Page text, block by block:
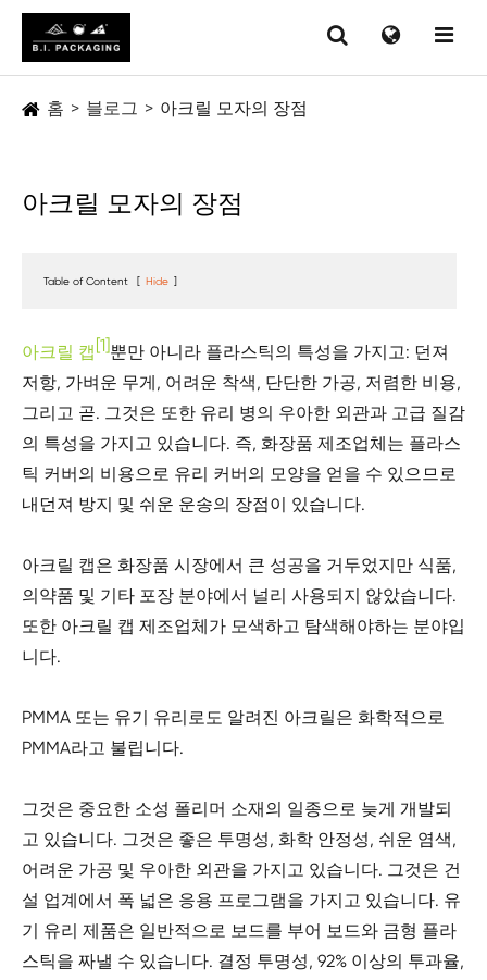
홈 블로그 아크릴 모자의 장점
아크릴 모자의 장점
Table of Content [ Hide ]
아크릴 캡[1]뿐만 아니라 플라스틱의 특성을 가지고: 던져
저항, 가벼운 무게, 어려운 착색, 단단한 가공, 저렴한 비용,
그리고 곧. 그것은 또한 유리 병의 우아한 외관과 고급 질감
의 특성을 가지고 있습니다. 즉, 화장품 제조업체는 플라스
틱 커버의 비용으로 유리 커버의 모양을 얻을 수 있으므로
내던져 방지 및 쉬운 운송의 장점이 있습니다.
아크릴 캡은 화장품 시장에서 큰 성공을 거두었지만 식품,
의약품 및 기타 포장 분야에서 널리 사용되지 않았습니다.
또한 아크릴 캡 제조업체가 모색하고 탐색해야하는 분야입
니다.
PMMA 또는 유기 유리로도 알려진 아크릴은 화학적으로
PMMA라고 불립니다.
그것은 중요한 소성 폴리머 소재의 일종으로 늦게 개발되
고 있습니다. 그것은 좋은 투명성, 화학 안정성, 쉬운 염색,
어려운 가공 및 우아한 외관을 가지고 있습니다. 그것은 건
설 업계에서 폭 넓은 응용 프로그램을 가지고 있습니다. 유
기 유리 제품은 일반적으로 보드를 부어 보드와 금형 플라
스틱을 짜낼 수 있습니다. 결정 투명성, 92% 이상의 투과율,